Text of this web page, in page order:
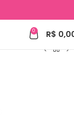
0 R$